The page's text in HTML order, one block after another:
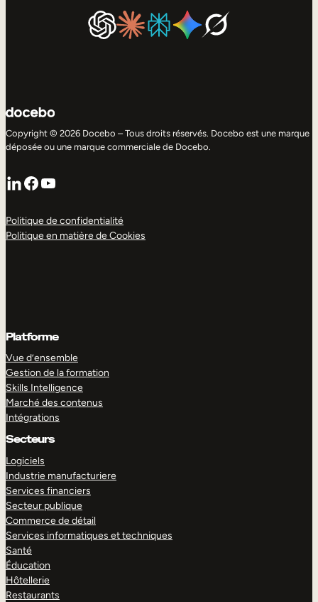
Copyright © 2026 Docebo – Tous droits réservés. Docebo est une marque
déposée ou une marque commerciale de Docebo.
LinkedIn
Facebook
YouTube
Politique de confidentialité
Politique en matière de Cookies
Platforme
Vue d’ensemble
Gestion de la formation
Skills Intelligence
Marché des contenus
Intégrations
Secteurs
Logiciels
Industrie manufacturiere
Services financiers
Secteur publique
Commerce de détail
Services informatiques et techniques
Santé
Éducation
Hôtellerie
Restaurants